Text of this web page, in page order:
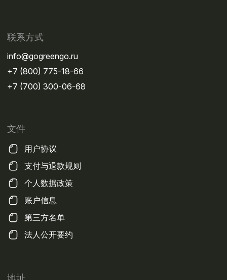
联系方式
info@gogreengo.ru
+7 (800) 775-18-66
+7 (700) 300-06-68
文件
用户协议
支付与退款规则
个人数据政策
账户信息
第三方名单
法人公开要约
地址